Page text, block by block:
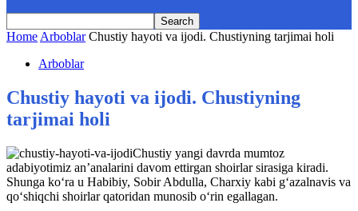
Home Arboblar Chustiy hayoti va ijodi. Chustiyning tarjimai holi
Arboblar
Chustiy hayoti va ijodi. Chustiyning
tarjimai holi
Chustiy yangi davrda mumtoz
adabiyotimiz anʼanalarini davom ettirgan shoirlar sirasiga kiradi.
Shunga koʻra u Habibiy, Sobir Abdulla, Charxiy kabi gʻazalnavis va
qoʻshiqchi shoirlar qatoridan munosib oʻrin egallagan.